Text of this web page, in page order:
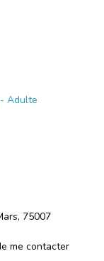
75007
me contacter